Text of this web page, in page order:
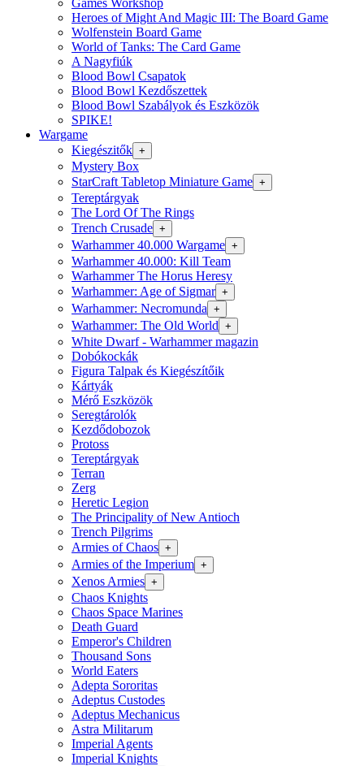
Games Workshop
Heroes of Might And Magic III: The Board Game
Wolfenstein Board Game
World of Tanks: The Card Game
A Nagyfiúk
Blood Bowl Csapatok
Blood Bowl Kezdőszettek
Blood Bowl Szabályok és Eszközök
SPIKE!
Wargame
Kiegészitők +
Mystery Box
StarCraft Tabletop Miniature Game +
Tereptárgyak
The Lord Of The Rings
Trench Crusade +
Warhammer 40.000 Wargame +
Warhammer 40.000: Kill Team
Warhammer The Horus Heresy
Warhammer: Age of Sigmar +
Warhammer: Necromunda +
Warhammer: The Old World +
White Dwarf - Warhammer magazin
Dobókockák
Figura Talpak és Kiegészítőik
Kártyák
Mérő Eszközök
Seregtárolók
Kezdődobozok
Protoss
Tereptárgyak
Terran
Zerg
Heretic Legion
The Principality of New Antioch
Trench Pilgrims
Armies of Chaos +
Armies of the Imperium +
Xenos Armies +
Chaos Knights
Chaos Space Marines
Death Guard
Emperor's Children
Thousand Sons
World Eaters
Adepta Sororitas
Adeptus Custodes
Adeptus Mechanicus
Astra Militarum
Imperial Agents
Imperial Knights